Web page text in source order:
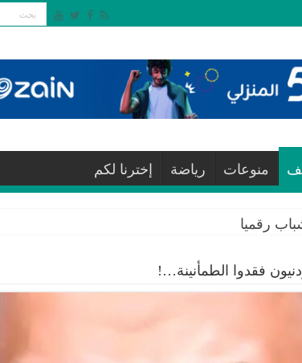
منوعات رياضة إخترنا لكم
رقميا
فقدوا الطمأنينة…!